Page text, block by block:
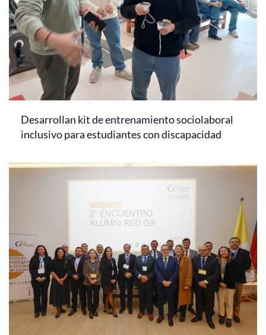
Desarrollan kit de entrenamiento sociolaboral
inclusivo para estudiantes con discapacidad